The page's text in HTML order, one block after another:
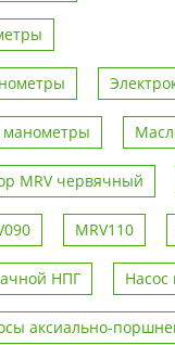
манометры
MRV червячный
MRV110
НПГ
аксиально-